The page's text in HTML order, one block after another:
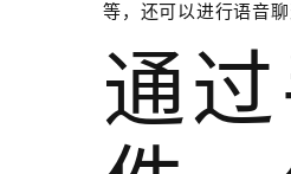
等，还可以进行语音
通